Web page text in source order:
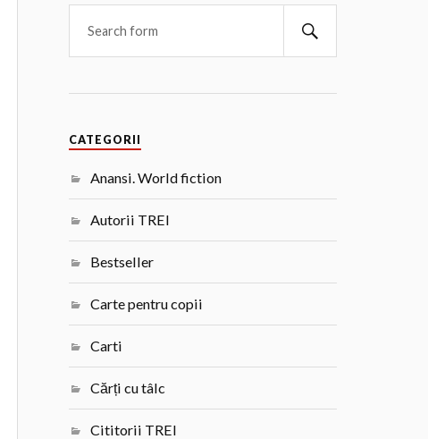
CATEGORII
Anansi. World fiction
Autorii TREI
Bestseller
Carte pentru copii
Carti
Cărți cu tâlc
Cititorii TREI